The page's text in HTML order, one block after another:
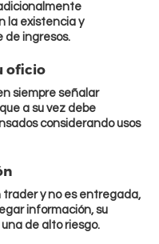
la existencia y
de ingresos.
oficio
siempre señalar
a su vez debe
considerando usos
trader y no es entregada,
información, su
de alto riesgo.